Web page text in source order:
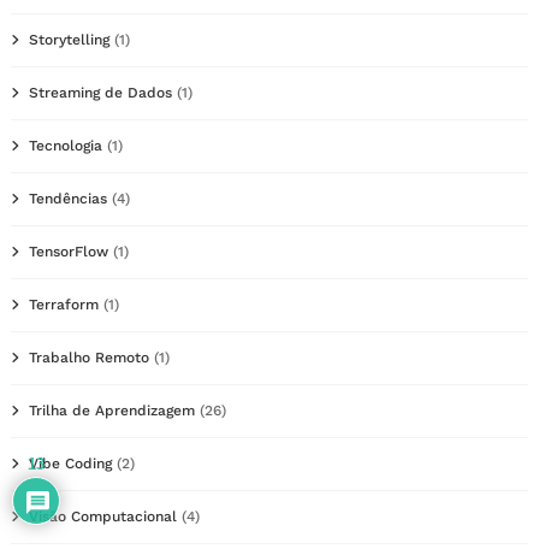
Storytelling(1)
Streaming de Dados (1)
Tecnologia (1)
Tendências (4)
TensorFlow (1)
Terraform (1)
Trabalho Remoto (1)
Trilha de Aprendizagem (26)
Vibe Coding(2)
Visão Computacional (4)
13